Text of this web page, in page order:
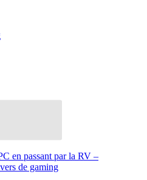
en passant par la RV –
de gaming